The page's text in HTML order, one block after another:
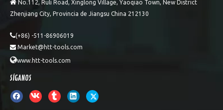
 No.112, Ruli Road, Xinglong Village, Yaoqiao Town, New District
Zhenjiang City, Provincia de Jiangsu China 212130
(+86) -511-86906019
 Market@htt-tools.com
www.htt-tools.com
SÍGANOS